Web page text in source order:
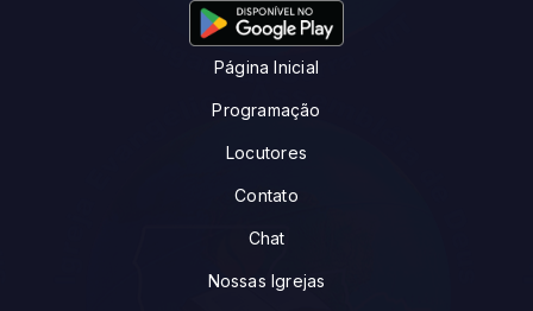
Página Inicial
Programação
Locutores
Contato
Chat
Nossas Igrejas